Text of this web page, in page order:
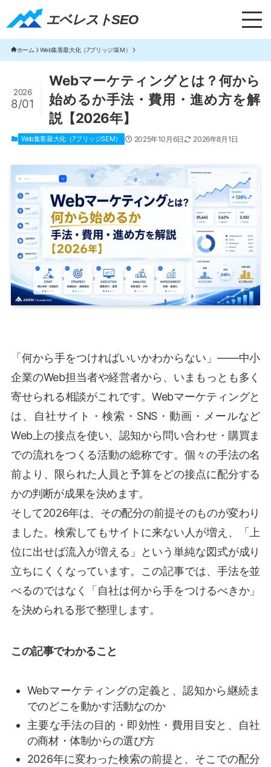
エベレストSEO
エベレストSEO｜TOP
ホーム Web集客最大化（7ブリッジSEM）
Webマーケティングとは？何から
始めるか手法・費用・進め方を解
説【2026年】
2026
8/01
Web集客最大化（7ブリッジSEM） 2025年10月6日 2026年8月1日
「何から手をつければいいかわからない」——中小
企業のWeb担当者や経営者から、いまもっとも多く
寄せられる相談がこれです。Webマーケティングと
は、自社サイト・検索・SNS・動画・メールなど
Web上の接点を使い、認知から問い合わせ・購買ま
での流れをつくる活動の総称です。個々の手法の名
前より、限られた人員と予算をどの接点に配分する
かの判断が成果を決めます。
そして2026年は、その配分の前提そのものが変わり
ました。検索してもサイトに来ない人が増え、「上
位に出せば流入が増える」という単純な図式が成り
立ちにくくなっています。この記事では、手法を並
べるのではなく「自社は何から手をつけるべきか」
を決められる形で整理します。
この記事でわかること
Webマーケティングの定義と、認知から継続ま
でのどこを動かす活動なのか
主要な手法の目的・即効性・費用目安と、自社
の商材・体制からの選び方
2026年に変わった検索の前提と、そこでの配分